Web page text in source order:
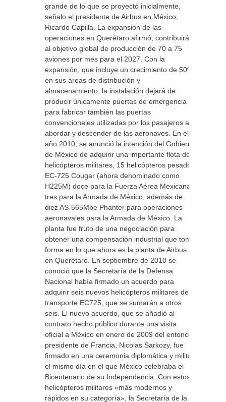
grande de lo que se proyectó inicialmente,
señalo el presidente de Airbus en México,
Ricardo Capilla. La expansión de las
operaciones en Querétaro afirmó, contribuirá
al objetivo global de producción de 70 a 75
aviones por mes para el 2027. Con la
expansión, que incluye un crecimiento de 50%
en sus áreas de distribución y
almacenamiento, la instalación dejará de
producir únicamente puertas de emergencia
para fabricar también las puertas
convencionales utilizadas por los pasajeros al
abordar y descender de las aeronaves. En el
año 2010, se anunció la intención del Gobierno
de México de adquirir una importante flota de
helicópteros militares, 15 helicópteros pesados
EC-725 Cougar (ahora denominado como
H225M) doce para la Fuerza Aérea Mexicana y
tres para la Armada de México, además de
diez AS-565Mbe Phanter para operaciones
aeronavales para la Armada de México. La
planta fue fruto de una negociación para
obtener una compensación industrial que tomo
forma en lo que ahora es la planta de Airbus
en Querétaro. En septiembre de 2010 se
conoció que la Secretaría de la Defensa
Nacional había firmado un acuerdo para
adquirir seis nuevos helicópteros militares de
transporte EC725, que se sumarán a otros
seis. El nuevo acuerdo, que se añadió al
contrato hecho público durante una visita
oficial a México en enero de 2009 del entonces
presidente de Francia, Nicolas Sarkozy, fue
firmado en una ceremonia diplomática y militar
el mismo día en el que México celebraba el
Bicentenario de su Independencia. Con estos
helicópteros militares «más modernos y
rápidos en su categoría», la Secretaría de la